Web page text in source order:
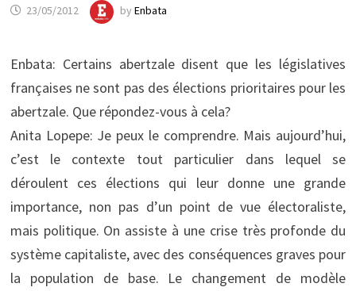
23/05/2012 by Enbata
Enbata: Certains abertzale disent que les législatives
françaises ne sont pas des élections prioritaires pour les
abertzale. Que répondez-vous à cela?
Anita Lopepe: Je peux le comprendre. Mais aujourd’hui,
c’est le contexte tout particulier dans lequel se
déroulent ces élections qui leur donne une grande
importance, non pas d’un point de vue électoraliste,
mais politique. On assiste à une crise très profonde du
système capitaliste, avec des conséquences graves pour
la population de base. Le changement de modèle